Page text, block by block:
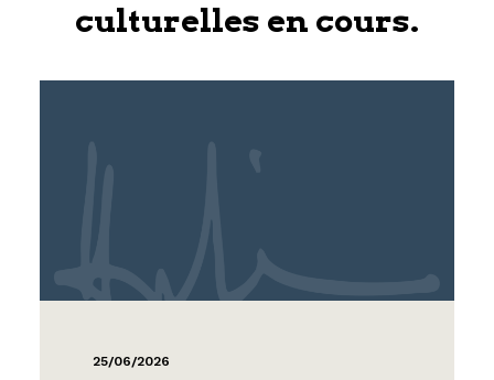
culturelles en cours.
25/06/2026